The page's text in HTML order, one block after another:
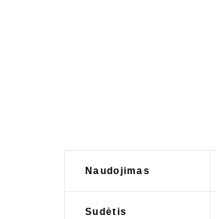
Naudojimas
Sudėtis